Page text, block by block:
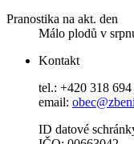
Pranostika na akt. den
Málo plodů v
Kontakt
tel.: +420 318
email:
ID datové